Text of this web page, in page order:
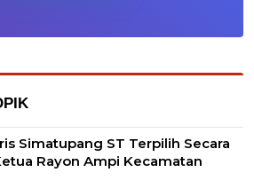
Simatupang ST Terpilih Secara
Rayon Ampi Kecamatan